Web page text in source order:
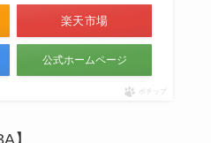
楽天市場
公式ホームページ
ポチップ
】